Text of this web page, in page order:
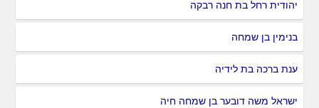
יהודית רחל בת חנה רבקה
בנימין בן שמחה
ענת ברכה בת לידיה
ישראל משה דובער בן שמחה חיה